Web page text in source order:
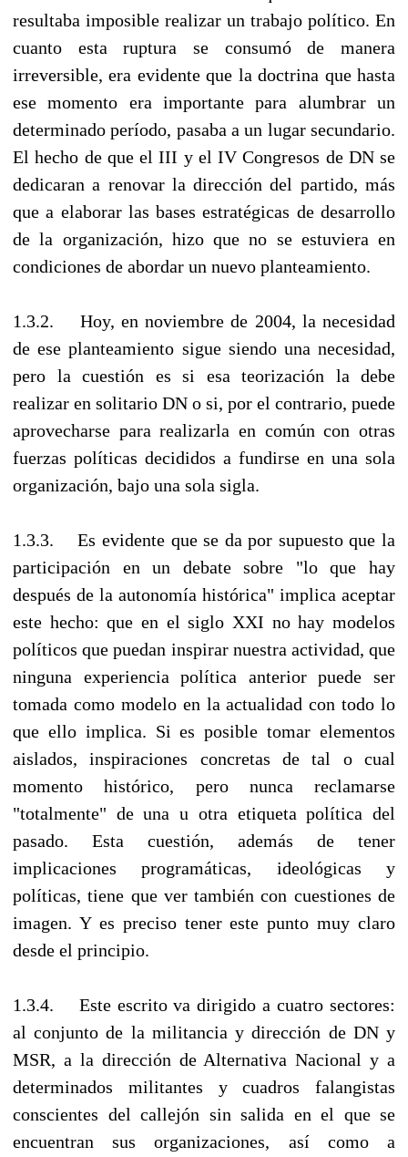
resultaba imposible realizar un trabajo político. En
cuanto esta ruptura se consumó de manera
irreversible, era evidente que la doctrina que hasta
ese momento era importante para alumbrar un
determinado período, pasaba a un lugar secundario.
El hecho de que el III y el IV Congresos de DN se
dedicaran a renovar la dirección del partido, más
que a elaborar las bases estratégicas de desarrollo
de la organización, hizo que no se estuviera en
condiciones de abordar un nuevo planteamiento.
1.3.2. Hoy, en noviembre de 2004, la necesidad
de ese planteamiento sigue siendo una necesidad,
pero la cuestión es si esa teorización la debe
realizar en solitario DN o si, por el contrario, puede
aprovecharse para realizarla en común con otras
fuerzas políticas decididos a fundirse en una sola
organización, bajo una sola sigla.
1.3.3. Es evidente que se da por supuesto que la
participación en un debate sobre "lo que hay
después de la autonomía histórica" implica aceptar
este hecho: que en el siglo XXI no hay modelos
políticos que puedan inspirar nuestra actividad, que
ninguna experiencia política anterior puede ser
tomada como modelo en la actualidad con todo lo
que ello implica. Si es posible tomar elementos
aislados, inspiraciones concretas de tal o cual
momento histórico, pero nunca reclamarse
"totalmente" de una u otra etiqueta política del
pasado. Esta cuestión, además de tener
implicaciones programáticas, ideológicas y
políticas, tiene que ver también con cuestiones de
imagen. Y es preciso tener este punto muy claro
desde el principio.
1.3.4. Este escrito va dirigido a cuatro sectores:
al conjunto de la militancia y dirección de DN y
MSR, a la dirección de Alternativa Nacional y a
determinados militantes y cuadros falangistas
conscientes del callejón sin salida en el que se
encuentran sus organizaciones, así como a